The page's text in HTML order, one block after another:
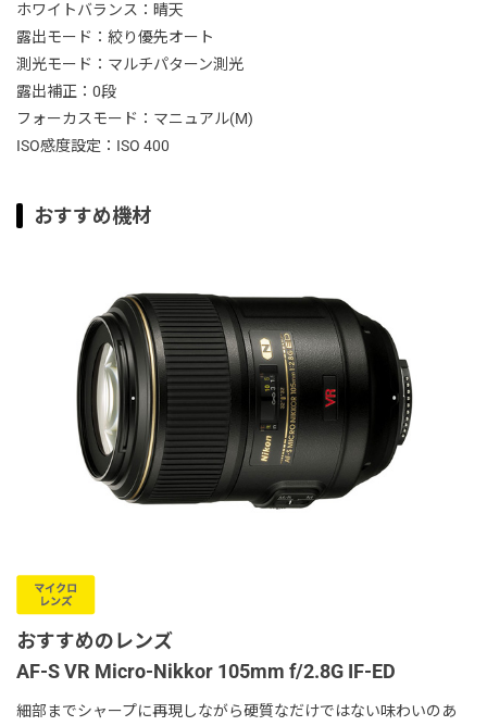
ホワイトバランス：晴天
露出モード：絞り優先オート
測光モード：マルチパターン測光
露出補正：0段
フォーカスモード：マニュアル(M)
ISO感度設定：ISO 400
おすすめ機材
おすすめのレンズ
AF-S VR Micro-Nikkor 105mm f/2.8G IF-ED
細部までシャープに再現しながら硬質なだけではない味わいのあ